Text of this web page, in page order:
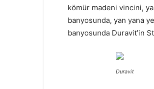
kömür madeni vincini,
banyosunda, yan yana
banyosunda Duravit’in
Duravit